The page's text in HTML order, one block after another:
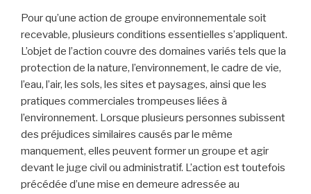
Pour qu’une action de groupe environnementale soit
recevable, plusieurs conditions essentielles s’appliquent.
L’objet de l’action couvre des domaines variés tels que la
protection de la nature, l’environnement, le cadre de vie,
l’eau, l’air, les sols, les sites et paysages, ainsi que les
pratiques commerciales trompeuses liées à
l’environnement. Lorsque plusieurs personnes subissent
des préjudices similaires causés par le même
manquement, elles peuvent former un groupe et agir
devant le juge civil ou administratif. L’action est toutefois
précédée d’une mise en demeure adressée au